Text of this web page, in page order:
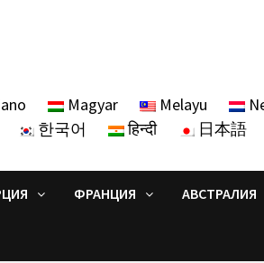
Magyar Melayu
한국어 हिन्दी 日本語
ФРАНЦИЯ АВСТРАЛИЯ